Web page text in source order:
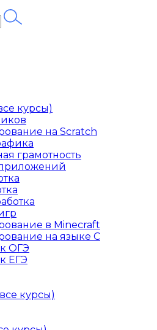
курсы)
на Scratch
грамотность
в Minecraft
на языке C
ОГЭ
ЕГЭ
курсы)